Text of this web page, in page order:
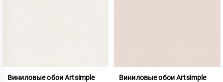
Виниловые обои Artsimple
Виниловые обои Artsimple